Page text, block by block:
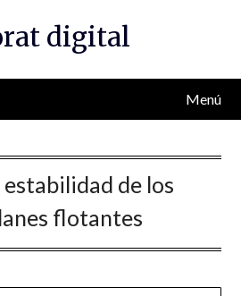
digital
Menú
estabilidad de los
flotantes